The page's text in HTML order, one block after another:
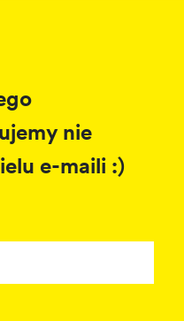
nie
e-maili :)